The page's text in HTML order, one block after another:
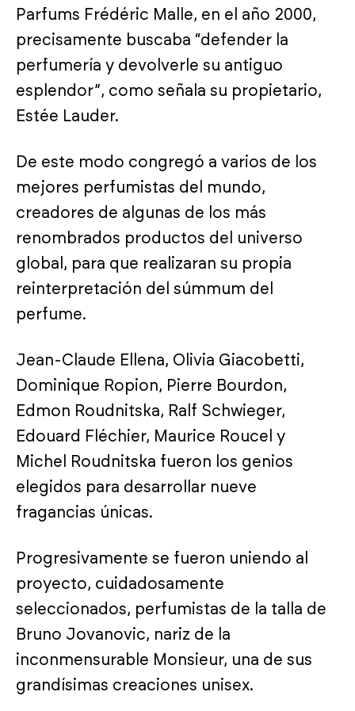
Parfums Frédéric Malle, en el año 2000,
precisamente buscaba “defender la
perfumería y devolverle su antiguo
esplendor”, como señala su propietario,
Estée Lauder.
De este modo congregó a varios de los
mejores perfumistas del mundo,
creadores de algunas de los más
renombrados productos del universo
global, para que realizaran su propia
reinterpretación del súmmum del
perfume.
Jean-Claude Ellena, Olivia Giacobetti,
Dominique Ropion, Pierre Bourdon,
Edmon Roudnitska, Ralf Schwieger,
Edouard Fléchier, Maurice Roucel y
Michel Roudnitska fueron los genios
elegidos para desarrollar nueve
fragancias únicas.
Progresivamente se fueron uniendo al
proyecto, cuidadosamente
seleccionados, perfumistas de la talla de
Bruno Jovanovic, nariz de la
inconmensurable Monsieur, una de sus
grandísimas creaciones unisex.